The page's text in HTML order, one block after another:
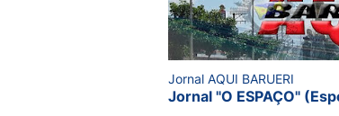
Jornal AQUI BARUERI
Jornal "O ESPAÇO"